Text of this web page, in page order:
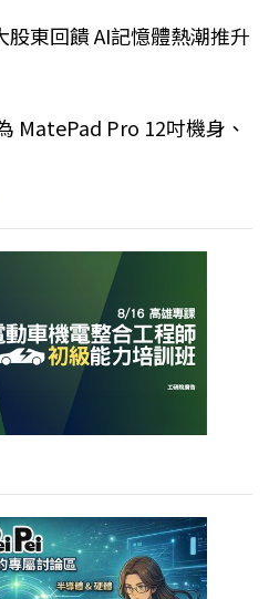
股東回饋 AI記憶體熱潮推升
MatePad Pro 12吋機身、